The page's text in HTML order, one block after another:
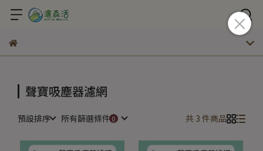
聲寶吸塵器濾網
預設排序 所有篩選條件 共 3 件商品